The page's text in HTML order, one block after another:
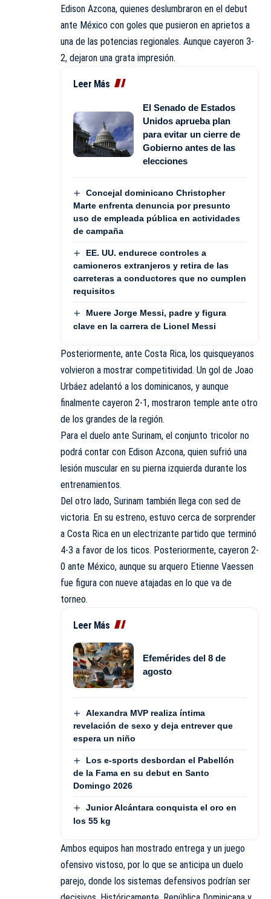
Edison Azcona, quienes deslumbraron en el debut
ante México con goles que pusieron en aprietos a
una de las potencias regionales. Aunque cayeron 3-
2, dejaron una grata impresión.
Leer Más
El Senado de Estados
Unidos aprueba plan
para evitar un cierre de
Gobierno antes de las
elecciones
Concejal dominicano Christopher
Marte enfrenta denuncia por presunto
uso de empleada pública en actividades
de campaña
EE. UU. endurece controles a
camioneros extranjeros y retira de las
carreteras a conductores que no cumplen
requisitos
Muere Jorge Messi, padre y figura
clave en la carrera de Lionel Messi
Posteriormente, ante Costa Rica, los quisqueyanos
volvieron a mostrar competitividad. Un gol de Joao
Urbáez adelantó a los dominicanos, y aunque
finalmente cayeron 2-1, mostraron temple ante otro
de los grandes de la región.
Para el duelo ante Surinam, el conjunto tricolor no
podrá contar con Edison Azcona, quien sufrió una
lesión muscular en su pierna izquierda durante los
entrenamientos.
Del otro lado, Surinam también llega con sed de
victoria. En su estreno, estuvo cerca de sorprender
a Costa Rica en un electrizante partido que terminó
4-3 a favor de los ticos. Posteriormente, cayeron 2-
0 ante México, aunque su arquero Etienne Vaessen
fue figura con nueve atajadas en lo que va de
torneo.
Leer Más
Efemérides del 8 de
agosto
Alexandra MVP realiza íntima
revelación de sexo y deja entrever que
espera un niño
Los e-sports desbordan el Pabellón
de la Fama en su debut en Santo
Domingo 2026
Junior Alcántara conquista el oro en
los 55 kg
Ambos equipos han mostrado entrega y un juego
ofensivo vistoso, por lo que se anticipa un duelo
parejo, donde los sistemas defensivos podrían ser